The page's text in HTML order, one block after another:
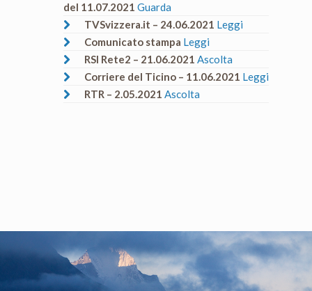
del 11.07.2021Guarda
TVSvizzera.it – 24.06.2021 Leggi
Comunicato stampa Leggi
RSI Rete2 – 21.06.2021Ascolta
Corriere del Ticino – 11.06.2021 Leggi
RTR – 2.05.2021Ascolta